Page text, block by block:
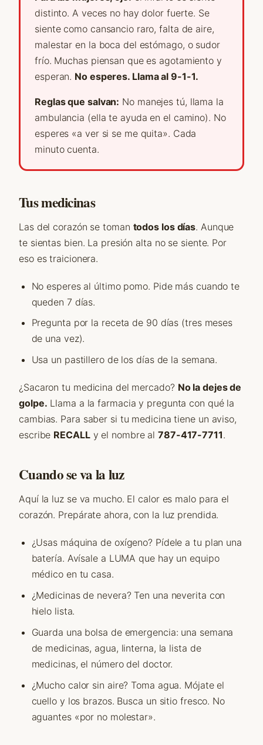
distinto. A veces no hay dolor fuerte. Se
siente como cansancio raro, falta de aire,
malestar en la boca del estómago, o sudor
frío. Muchas piensan que es agotamiento y
esperan. No esperes. Llama al 9-1-1.
Reglas que salvan: No manejes tú, llama la
ambulancia (ella te ayuda en el camino). No
esperes «a ver si se me quita». Cada
minuto cuenta.
Tus medicinas
Las del corazón se toman todos los días. Aunque
te sientas bien. La presión alta no se siente. Por
eso es traicionera.
No esperes al último pomo. Pide más cuando te
queden 7 días.
Pregunta por la receta de 90 días (tres meses
de una vez).
Usa un pastillero de los días de la semana.
¿Sacaron tu medicina del mercado? No la dejes de
golpe. Llama a la farmacia y pregunta con qué la
cambias. Para saber si tu medicina tiene un aviso,
escribe RECALLy el nombre al787-417-7711.
Cuando se va la luz
Aquí la luz se va mucho. El calor es malo para el
corazón. Prepárate ahora, con la luz prendida.
¿Usas máquina de oxígeno? Pídele a tu plan una
batería. Avísale a LUMA que hay un equipo
médico en tu casa.
¿Medicinas de nevera? Ten una neverita con
hielo lista.
Guarda una bolsa de emergencia: una semana
de medicinas, agua, linterna, la lista de
medicinas, el número del doctor.
¿Mucho calor sin aire? Toma agua. Mójate el
cuello y los brazos. Busca un sitio fresco. No
aguantes «por no molestar».